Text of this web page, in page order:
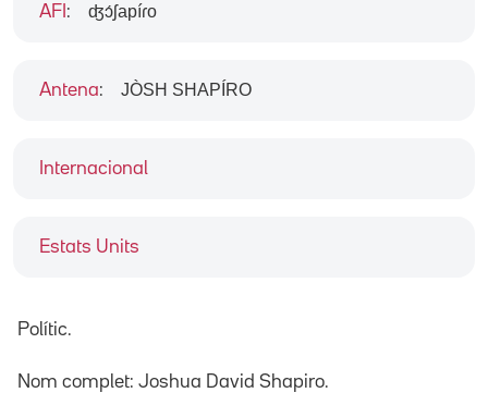
Internacional
Estats Units
AFI : ʤɔ́ʃapíɾo
Antena: JÒSH SHAPÍRO
Polític.
Nom complet: Joshua David Shapiro.